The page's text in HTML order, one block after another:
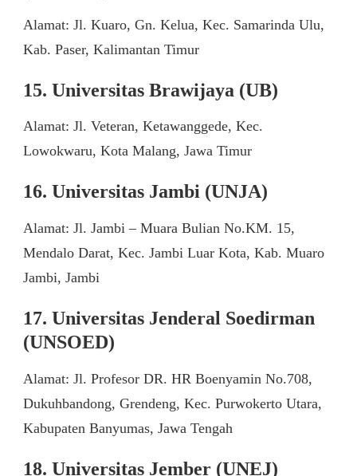
Alamat: Jl. Kuaro, Gn. Kelua, Kec. Samarinda Ulu,
Kab. Paser, Kalimantan Timur
15. Universitas Brawijaya (UB)
Alamat: Jl. Veteran, Ketawanggede, Kec.
Lowokwaru, Kota Malang, Jawa Timur
16. Universitas Jambi (UNJA)
Alamat: Jl. Jambi – Muara Bulian No.KM. 15,
Mendalo Darat, Kec. Jambi Luar Kota, Kab. Muaro
Jambi, Jambi
17. Universitas Jenderal Soedirman
(UNSOED)
Alamat: Jl. Profesor DR. HR Boenyamin No.708,
Dukuhbandong, Grendeng, Kec. Purwokerto Utara,
Kabupaten Banyumas, Jawa Tengah
18. Universitas Jember (UNEJ)